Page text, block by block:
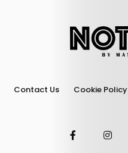
Contact Us Cookie Policy